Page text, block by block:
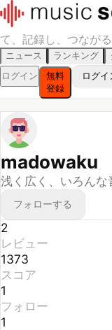
て、記録し、つながる
ニュース ランキング
ログイン
無料
登録
ログイ
madowaku
浅く広く、いろんな
フォローする
レビュー
1373
スコア
1
フォロー
1
フォロワー